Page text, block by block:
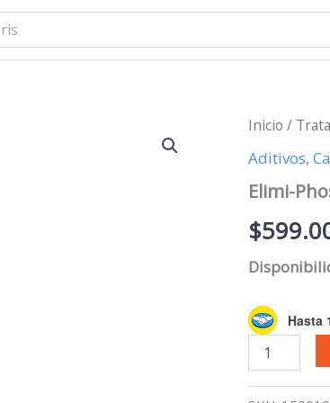
Inicio /
Aditivos,
Elimi-
$
Hasta
Phos